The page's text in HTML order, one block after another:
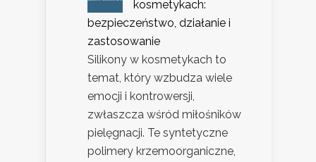
kosmetykach:
bezpieczeństwo, działanie i
zastosowanie
Silikony w kosmetykach to
temat, który wzbudza wiele
emocji i kontrowersji,
zwłaszcza wśród miłośników
pielęgnacji. Te syntetyczne
polimery krzemoorganiczne,